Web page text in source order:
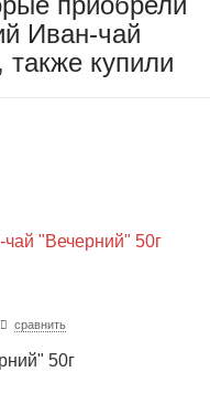
Иван-чай
также купили
сравнить
50г